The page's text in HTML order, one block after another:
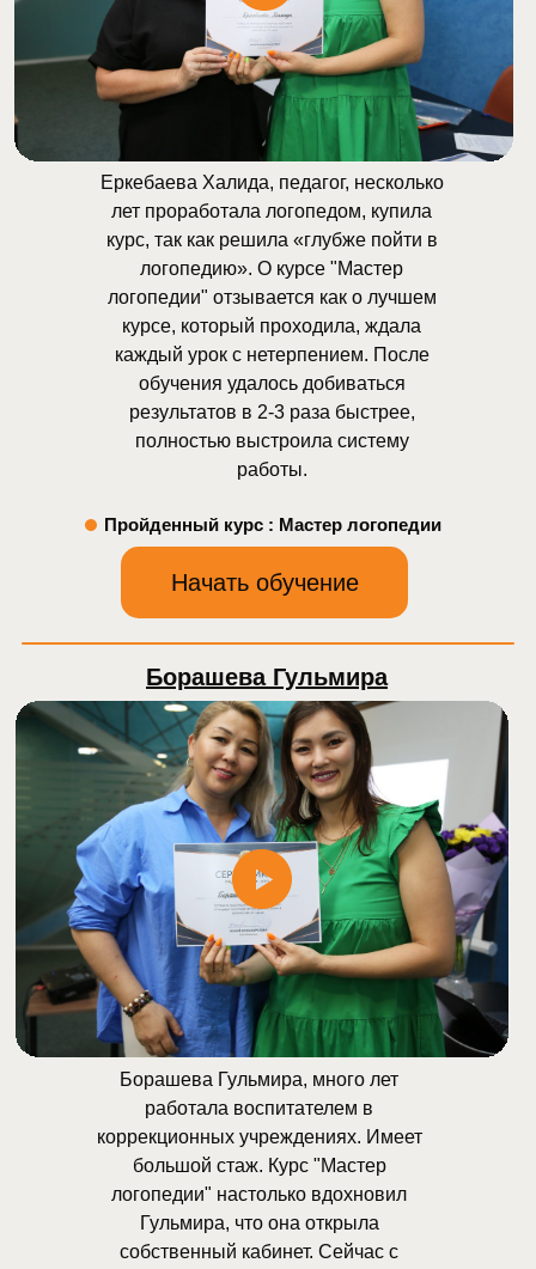
Начать обучение
Еркебаева Халида, педагог, несколько
лет проработала логопедом, купила
курс, так как решила «глубже пойти в
логопедию». О курсе "Мастер
логопедии" отзывается как о лучшем
курсе, который проходила, ждала
каждый урок с нетерпением. После
обучения удалось добиваться
результатов в 2-3 раза быстрее,
полностью выстроила систему
работы.
Пройденный курс : Мастер логопедии
Борашева Гульмира, много лет
работала воспитателем в
коррекционных учреждениях. Имеет
большой стаж. Курс "Мастер
логопедии" настолько вдохновил
Гульмира, что она открыла
собственный кабинет. Сейчас с
Борашева Гульмира